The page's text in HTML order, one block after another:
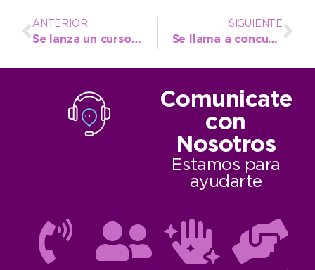
ANTERIOR
Se lanza un curso sobre Inteligencia Artificial para comercios e industrias
SIGUIENTE
Se llama a concurso interno para cubrir cargos en la Dirección de Personal perteneciente a la Secretaría de Gobierno
Comunicate
con
Nosotros
Estamos para
ayudarte